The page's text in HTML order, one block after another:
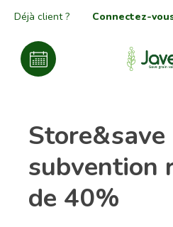
Déjà client ? Connectez-
Store&save
subvention
de 40%